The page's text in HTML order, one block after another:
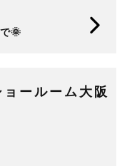
🌞
ールーム大阪